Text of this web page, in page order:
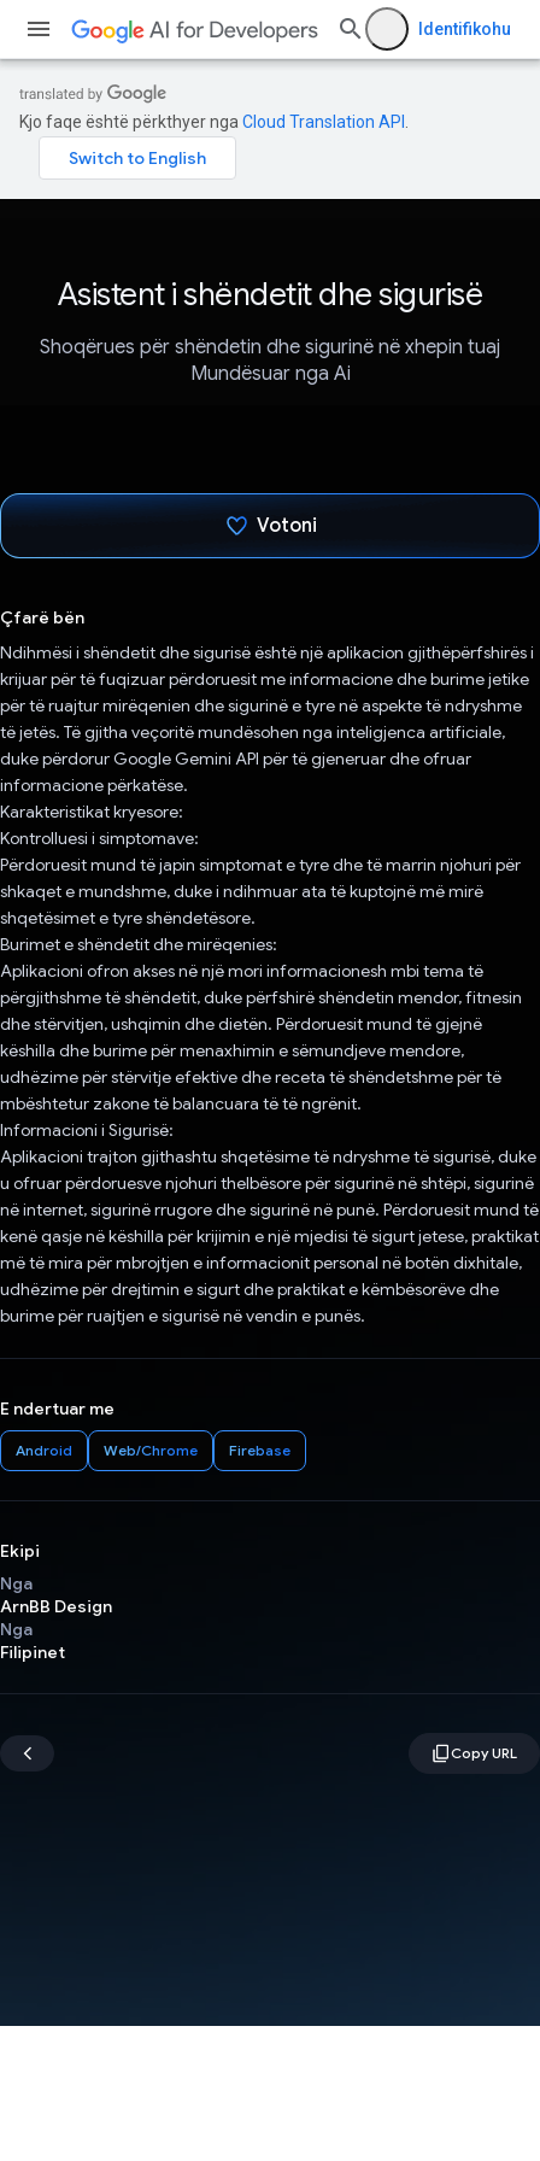
Identifikohu
Kjo faqe është përkthyer nga Cloud Translation API
Asistent i shëndetit dhe sigurisë
Shoqërues për shëndetin dhe sigurinë në xhepin tuaj
Mundësuar nga Ai
Votoni
Çfarë bën
Ndihmësi i shëndetit dhe sigurisë është një aplikacion gjithëpërfshirës i
krijuar për të fuqizuar përdoruesit me informacione dhe burime jetike
për të ruajtur mirëqenien dhe sigurinë e tyre në aspekte të ndryshme
të jetës. Të gjitha veçoritë mundësohen nga inteligjenca artificiale,
duke përdorur Google Gemini API për të gjeneruar dhe ofruar
informacione përkatëse.
Karakteristikat kryesore:
Kontrolluesi i simptomave:
Përdoruesit mund të japin simptomat e tyre dhe të marrin njohuri për
shkaqet e mundshme, duke i ndihmuar ata të kuptojnë më mirë
shqetësimet e tyre shëndetësore.
Burimet e shëndetit dhe mirëqenies:
Aplikacioni ofron akses në një mori informacionesh mbi tema të
përgjithshme të shëndetit, duke përfshirë shëndetin mendor, fitnesin
dhe stërvitjen, ushqimin dhe dietën. Përdoruesit mund të gjejnë
këshilla dhe burime për menaxhimin e sëmundjeve mendore,
udhëzime për stërvitje efektive dhe receta të shëndetshme për të
mbështetur zakone të balancuara të të ngrënit.
Informacioni i Sigurisë:
Aplikacioni trajton gjithashtu shqetësime të ndryshme të sigurisë, duke
u ofruar përdoruesve njohuri thelbësore për sigurinë në shtëpi, sigurinë
në internet, sigurinë rrugore dhe sigurinë në punë. Përdoruesit mund të
kenë qasje në këshilla për krijimin e një mjedisi të sigurt jetese, praktikat
më të mira për mbrojtjen e informacionit personal në botën dixhitale,
udhëzime për drejtimin e sigurt dhe praktikat e këmbësorëve dhe
burime për ruajtjen e sigurisë në vendin e punës.
E ndertuar me
Android Web/Chrome Firebase
Ekipi
Nga
ArnBB Design
Nga
Filipinet